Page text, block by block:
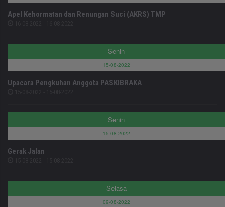
Apel Kehormatan dan Renungan Suci (AKRS) TMP
Senin
15-08-2022
Upacara Pengkuhan Anggota PASKIBRAKA
Senin
15-08-2022
Gerak Jalan
Selasa
09-08-2022